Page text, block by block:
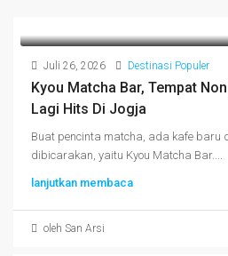
Juli 26, 2026 Destinasi Populer
Kyou Matcha Bar, Tempat
Lagi Hits Di Jogja
Buat pencinta matcha, ada kafe baru
dibicarakan, yaitu Kyou Matcha Bar....
lanjutkan membaca
oleh San Arsi